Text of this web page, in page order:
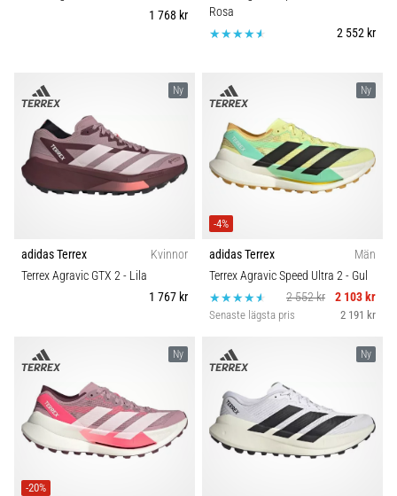
Löparknä,
även
som
iliotibialbandssyndrom
(ITBS),
vanligt
hälsoproblem
Vad…
Visa
alla
artiklar
1 768 kr
Rosa
2 552 kr
Ny
adidas Terrex
Kvinnor
Terrex Agravic GTX 2- Lila
1 767 kr
Ny
-4%
adidas Terrex
Män
Terrex Agravic Speed Ultra 2- Gul
2 552 kr
2 103 kr
Senaste lägsta pris 2 191 kr
Ny
-20%
Ny